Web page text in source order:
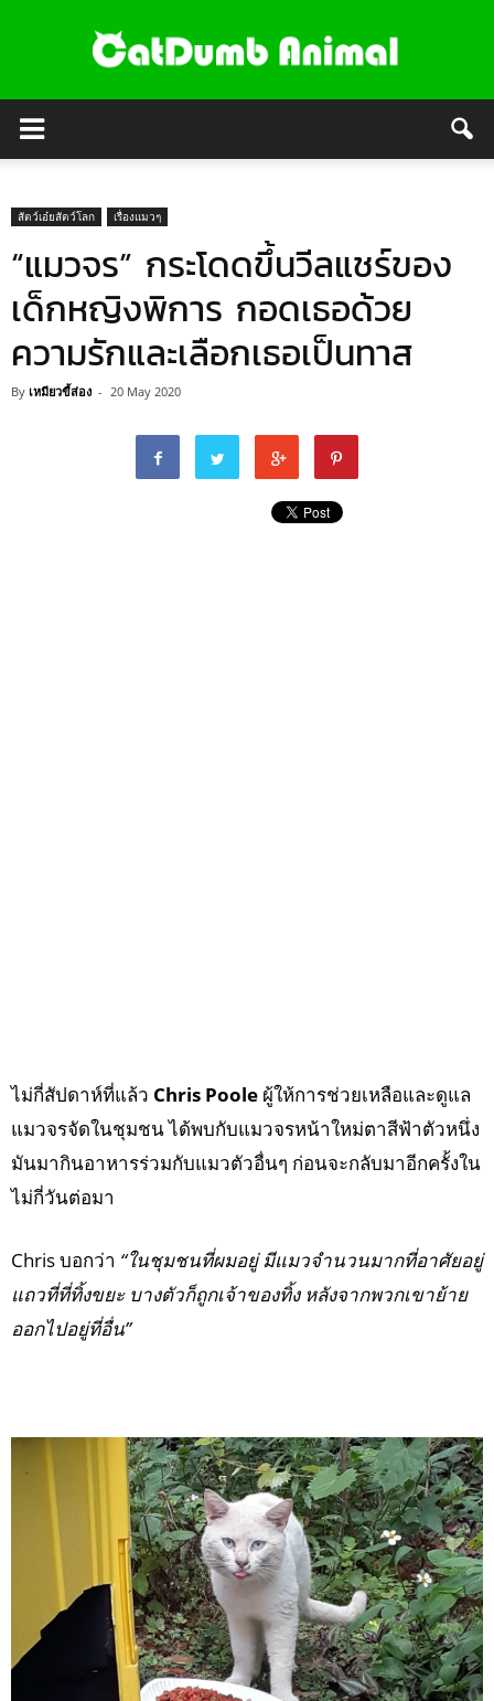
สัตว์เอ๋ยสัตว์โลก เรื่องแมวๆ
“แมวจร” กระโดดขึ้นวีลแชร์ของ
เด็กหญิงพิการ กอดเธอด้วย
ความรักและเลือกเธอเป็นทาส
By เหมียวขี้ส่อง - 20 May 2020
ไม่กี่สัปดาห์ที่แล้ว Chris Poole ผู้ให้การช่วยเหลือและดูแล
แมวจรจัดในชุมชน ได้พบกับแมวจรหน้าใหม่ตาสีฟ้าตัวหนึ่ง
มันมากินอาหารร่วมกับแมวตัวอื่นๆ ก่อนจะกลับมาอีกครั้งใน
ไม่กี่วันต่อมา
Chris บอกว่า “ในชุมชนที่ผมอยู่ มีแมวจำนวนมากที่อาศัยอยู่
แถวที่ที่ทิ้งขยะ บางตัวก็ถูกเจ้าของทิ้ง หลังจากพวกเขาย้าย
ออกไปอยู่ที่อื่น”